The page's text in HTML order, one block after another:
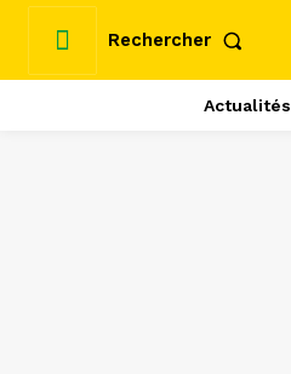
Rechercher
Actualités